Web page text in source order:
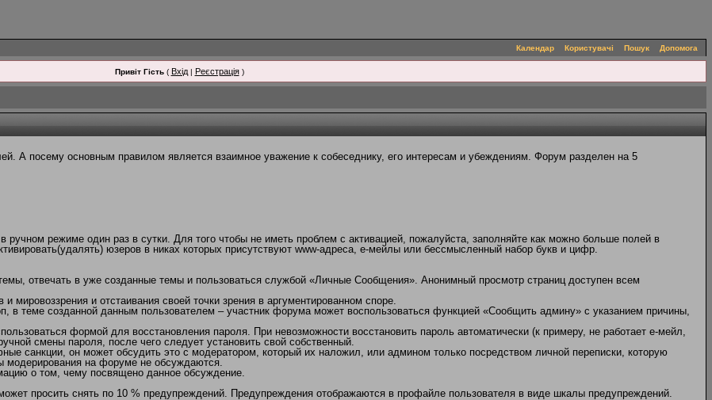
Календар Користувачі Пошук Допомога
Привіт Гість( Вхід| Реєстрація)
А посему основным правилом является взаимное уважение к собеседнику, его интересам и убеждениям. Форум разделен на 5
ручном режиме один раз в сутки. Для того чтобы не иметь проблем с активацией, пожалуйста, заполняйте как можно больше полей в
юзеров в никах которых присутствуют www-адреса, е-мейлы или бессмысленный набор букв и цифр.
отвечать в уже созданные темы и пользоваться службой «Личные Сообщения». Анонимный просмотр страниц доступен всем
и отстаивания своей точки зрения в аргументированном споре.
в теме созданной данным пользователем – участник форума может воспользоваться функцией «Сообщить админу» с указанием причины,
формой для восстановления пароля. При невозможности восстановить пароль автоматически (к примеру, не работает е-мейл,
смены пароля, после чего следует установить свой собственный.
санкции, он может обсудить это с модератором, который их наложил, или админом только посредством личной переписки, которую
на форуме не обсуждаются.
о том, чему посвящено данное обсуждение.
просить снять по 10 % предупреждений. Предупреждения отображаются в профайле пользователя в виде шкалы предупреждений.